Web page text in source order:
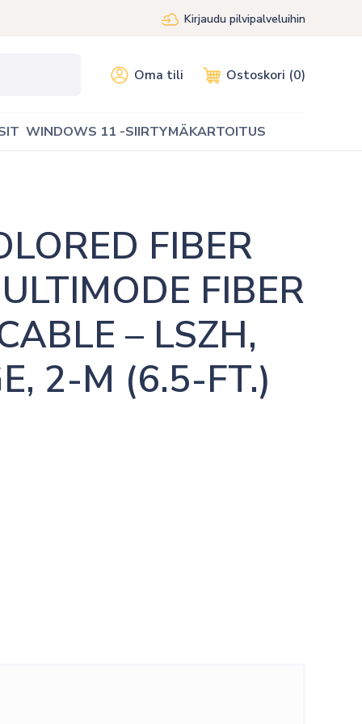
Kirjaudu pilvipalveluihin
Oma tili Ostoskori (0)
WINDOWS 11 -SIIRTYMÄKARTOITUS
FIBER
FIBER
– LSZH,
2-M (6.5-FT.)